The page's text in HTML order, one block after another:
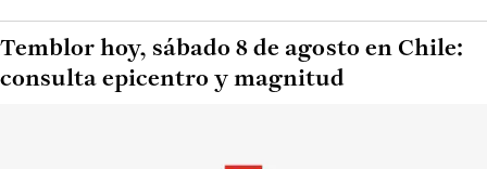
Temblor hoy, sábado 8 de agosto en Chile:
consulta epicentro y magnitud